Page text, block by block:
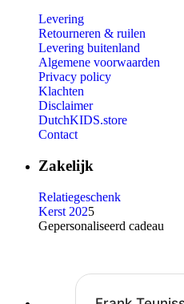
Levering
Retourneren & ruilen
Levering buitenland
Algemene voorwaarden
Privacy policy
Klachten
Disclaimer
DutchKIDS.store
Contact
Zakelijk
Relatiegeschenk
Kerst 2025
Gepersonaliseerd cadeau